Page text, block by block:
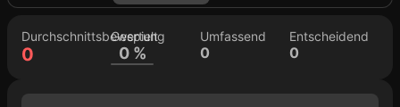
Durchschnittsbewertung
0
Gespielt
0 %
Umfassend
0
Entscheidend
0